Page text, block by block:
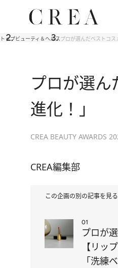
トップビューティ＆ヘルスプロが選んだベストコス
プロが選
進化！」
CREA BEAUTY AWARDS
CREA編集部
この企画の別の記事を見る
01
プロが
【リッ
「洗練